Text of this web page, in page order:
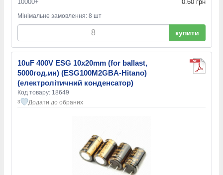
10000+
0.60 грн
Мінімальне замовлення: 8 шт
купити
10uF 400V ESG 10x20mm (for ballast,
5000год.ин) (ESG100M2GBA-Hitano)
(електролітичний конденсатор)
Код товару: 18649
3 Додати до обраних